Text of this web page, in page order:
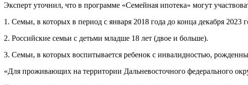
Эксперт уточнил, что в программе «Семейная ипотека» могут
1. Семьи, в которых в период с января 2018 года до конца декабря
2. Российские семьи с детьми младше 18 лет (двое и больше).
3. Семьи, в которых воспитывается ребенок с инвалидностью,
«Для проживающих на территории Дальневосточного федерального